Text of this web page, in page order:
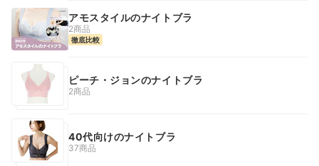
アモスタイルのナイトブラ
2商品
徹底比較
ピーチ・ジョンのナイトブラ
2商品
40代向けのナイトブラ
37商品